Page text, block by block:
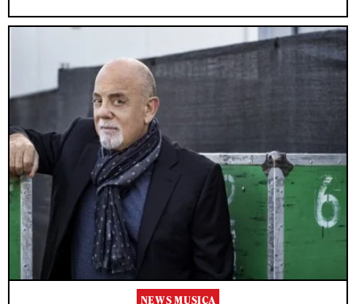
NEWS MUSICA